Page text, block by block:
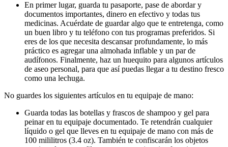
En primer lugar, guarda tu pasaporte, pase de abordar y
documentos importantes, dinero en efectivo y todas tus
medicinas. Acuérdate de guardar algo que te entretenga, como
un buen libro y tu teléfono con tus programas preferidos. Si
eres de los que necesita descansar profundamente, lo más
práctico es agregar una almohada inflable y un par de
audífonos. Finalmente, haz un huequito para algunos artículos
de aseo personal, para que así puedas llegar a tu destino fresco
como una lechuga.
No guardes los siguientes artículos en tu equipaje de mano:
Guarda todas las botellas y frascos de shampoo y gel para
peinar en tu equipaje documentado. Te retendrán cualquier
líquido o gel que lleves en tu equipaje de mano con más de
100 mililitros (3.4 oz). También te confiscarán los objetos